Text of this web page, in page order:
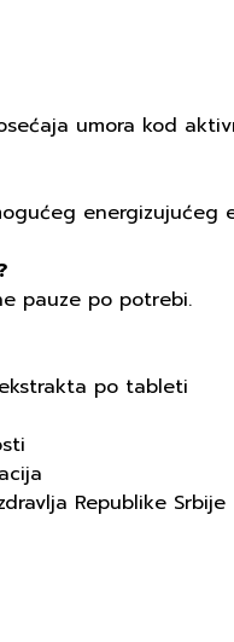
umora kod
energizujućeg
pauze po potrebi.
ekstrakta po tableti
Republike Srbije